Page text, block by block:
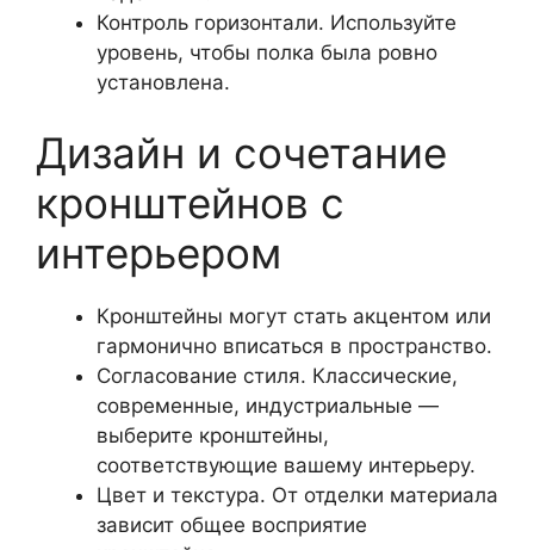
Контроль горизонтали. Используйте
уровень, чтобы полка была ровно
установлена.
Дизайн и сочетание
кронштейнов с
интерьером
Кронштейны могут стать акцентом или
гармонично вписаться в пространство.
Согласование стиля. Классические,
современные, индустриальные —
выберите кронштейны,
соответствующие вашему интерьеру.
Цвет и текстура. От отделки материала
зависит общее восприятие